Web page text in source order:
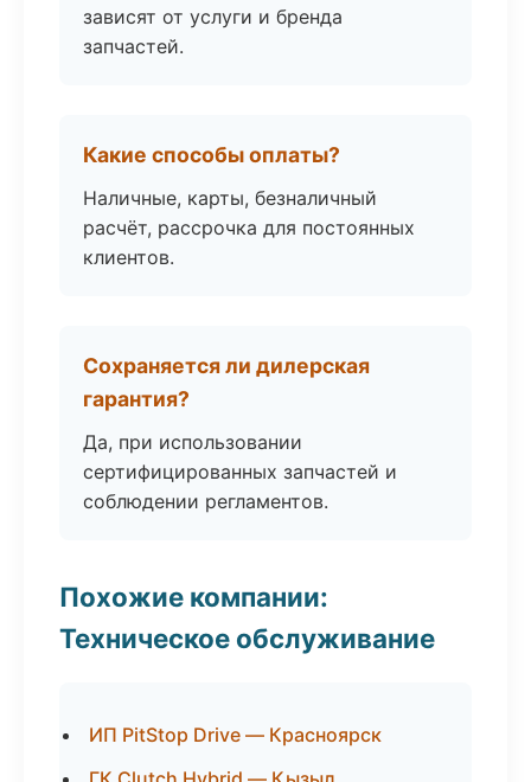
зависят от услуги и бренда
запчастей.
Какие способы оплаты?
Наличные, карты, безналичный
расчёт, рассрочка для постоянных
клиентов.
Сохраняется ли дилерская
гарантия?
Да, при использовании
сертифицированных запчастей и
соблюдении регламентов.
Похожие компании:
Техническое обслуживание
ИП PitStop Drive — Красноярск